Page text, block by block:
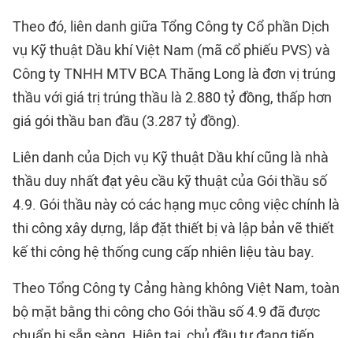
Theo đó, liên danh giữa Tổng Công ty Cổ phần Dịch
vụ Kỹ thuật Dầu khí Việt Nam (mã cổ phiếu PVS) và
Công ty TNHH MTV BCA Thăng Long là đơn vị trúng
thầu với giá trị trúng thầu là 2.880 tỷ đồng, thấp hơn
giá gói thầu ban đầu (3.287 tỷ đồng).
Liên danh của Dịch vụ Kỹ thuật Dầu khí cũng là nhà
thầu duy nhất đạt yêu cầu kỹ thuật của Gói thầu số
4.9. Gói thầu này có các hạng mục công việc chính là
thi công xây dựng, lắp đặt thiết bị và lập bản vẽ thiết
kế thi công hệ thống cung cấp nhiên liệu tàu bay.
Theo Tổng Công ty Cảng hàng không Việt Nam, toàn
bộ mặt bằng thi công cho Gói thầu số 4.9 đã được